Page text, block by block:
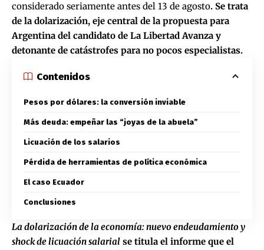
considerado seriamente antes del 13 de agosto. Se trata
de la dolarización, eje central de la propuesta para
Argentina del candidato de La Libertad Avanza y
detonante de catástrofes para no pocos especialistas.
Contenidos
Pesos por dólares: la conversión inviable
Más deuda: empeñar las “joyas de la abuela”
Licuación de los salarios
Pérdida de herramientas de política económica
El caso Ecuador
Conclusiones
La dolarización de la economía: nuevo endeudamiento y
shock de licuación salarial se titula el informe que el